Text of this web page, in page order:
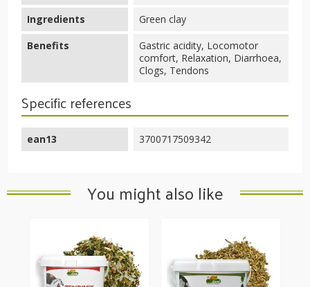
Ingredients
Green clay
Benefits
Gastric acidity, Locomotor
comfort, Relaxation, Diarrhoea,
Clogs, Tendons
Specific references
ean13 3700717509342
You might also like